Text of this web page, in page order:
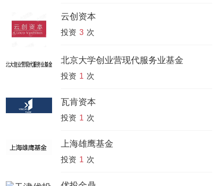
云创资本
投资 3 次
北京大学创业营现代服务业基金
投资 1 次
瓦肯资本
投资 1 次
上海雄鹰基金
投资 1 次